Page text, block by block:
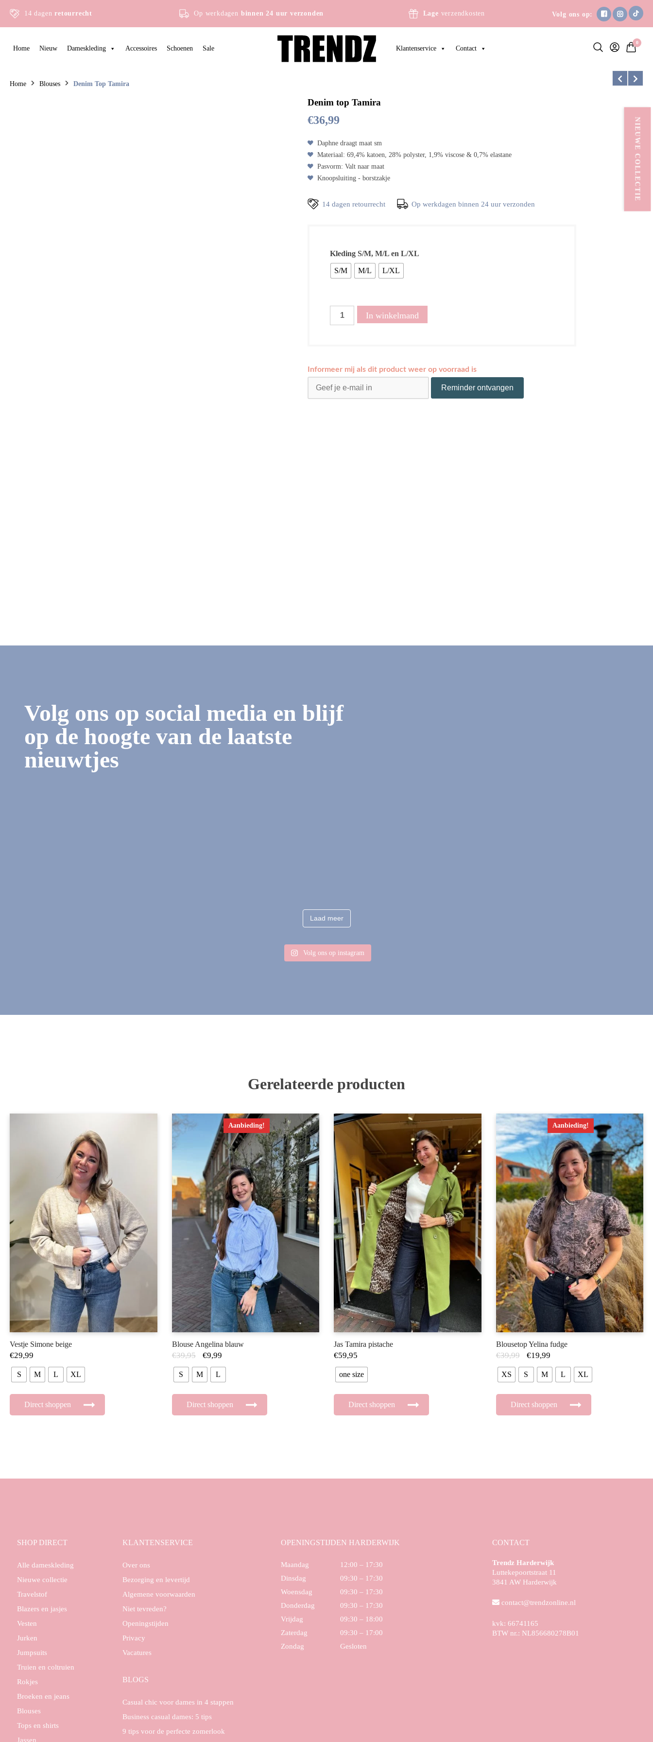
14 dagenretourrecht Op werkdagen binnen 24 uur verzonden Lage verzendkosten Volg ons op:
Home Nieuw Dameskleding Accessoires Schoenen Sale Klantenservice Contact
0
NIEUWE COLLECTIE
Home Blouses Denim Top Tamira
Denim top Tamira
€36,99
Daphne draagt maat sm
Materiaal: 69,4% katoen, 28% polyster, 1,9% viscose & 0,7% elastane
Pasvorm: Valt naar maat
Knoopsluiting - borstzakje
14 dagen retourrecht Op werkdagen binnen 24 uur verzonden
Kleding S/M, M/L en L/XL
S/M M/L L/XL
Denim
In winkelmand
Informeer mij als dit product weer op voorraad is
Reminder ontvangen
Volg ons op social media en blijf
op de hoogte van de laatste
nieuwtjes
Laad meer
Volg ons op instagram
Gerelateerde producten
Vestje Simone beige
€29,99
S M L XL
Direct shoppen
Aanbieding!
Blouse Angelina blauw
€39,95 €9,99
S M L
Direct shoppen
Jas Tamira pistache
€59,95
one size
Direct shoppen
Aanbieding!
Blousetop Yelina fudge
€39,99 €19,99
XS S M L XL
Direct shoppen
SHOP DIRECT
Alle dameskleding
Nieuwe collectie
Travelstof
Blazers en jasjes
Vesten
Jurken
Jumpsuits
Truien en coltruien
Rokjes
Broeken en jeans
Blouses
Tops en shirts
Jassen
KLANTENSERVICE
Over ons
Bezorging en levertijd
Algemene voorwaarden
Niet tevreden?
Openingstijden
Privacy
Vacatures
BLOGS
Casual chic voor dames in 4 stappen
Business casual dames: 5 tips
9 tips voor de perfecte zomerlook
OPENINGSTIJDEN HARDERWIJK
Maandag
12:00 – 17:30
Dinsdag
09:30 – 17:30
Woensdag
09:30 – 17:30
Donderdag
09:30 – 17:30
Vrijdag
09:30 – 18:00
Zaterdag
09:30 – 17:00
Zondag
Gesloten
CONTACT
Trendz Harderwijk
Luttekepoortstraat 11
3841 AW Harderwijk
contact@trendzonline.nl
kvk: 66741165
BTW nr.: NL856680278B01